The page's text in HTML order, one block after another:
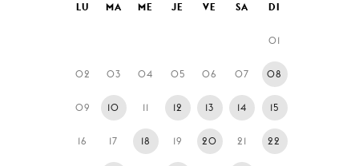
VISITE
LA
MONNAIE
NOUS
LU MA ME JE VE SA DI
01
02 03 04 05 06 07 08
09 10 11 12 13 14 15
16 17 18 19 20 21 22